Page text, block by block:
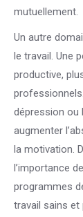
mutuellement.
Un autre
le travail. Une
productive,
dépression ou
augmenter
la motivation.
l’importance
programmes
travail sains